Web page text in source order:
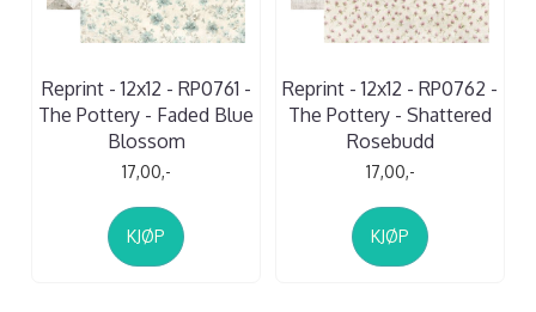
Reprint - 12x12 - RP0761 -
The Pottery - Faded Blue
Blossom
17,00,-
KJØP
Reprint - 12x12 - RP0762 -
The Pottery - Shattered
Rosebudd
17,00,-
KJØP